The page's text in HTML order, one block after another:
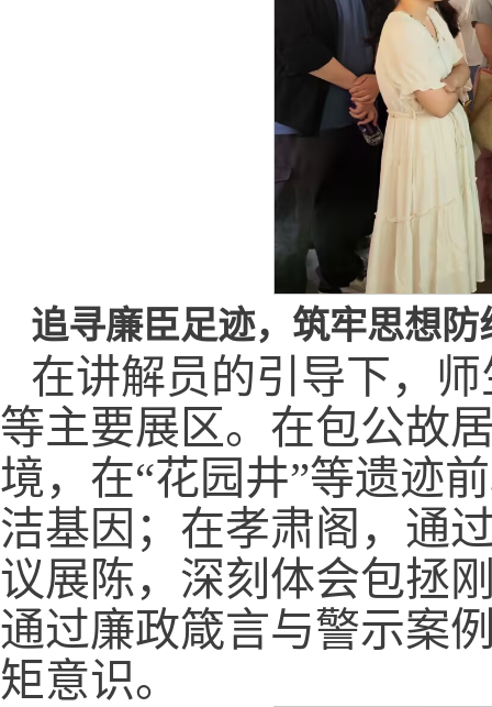
追寻廉臣足迹，筑牢思想防
在讲解员的引导下，
等主要展区。在包公故
境，在“花园井”等遗迹
洁基因；在孝肃阁，通
议展陈，深刻体会包拯
通过廉政箴言与警示案
矩意识。